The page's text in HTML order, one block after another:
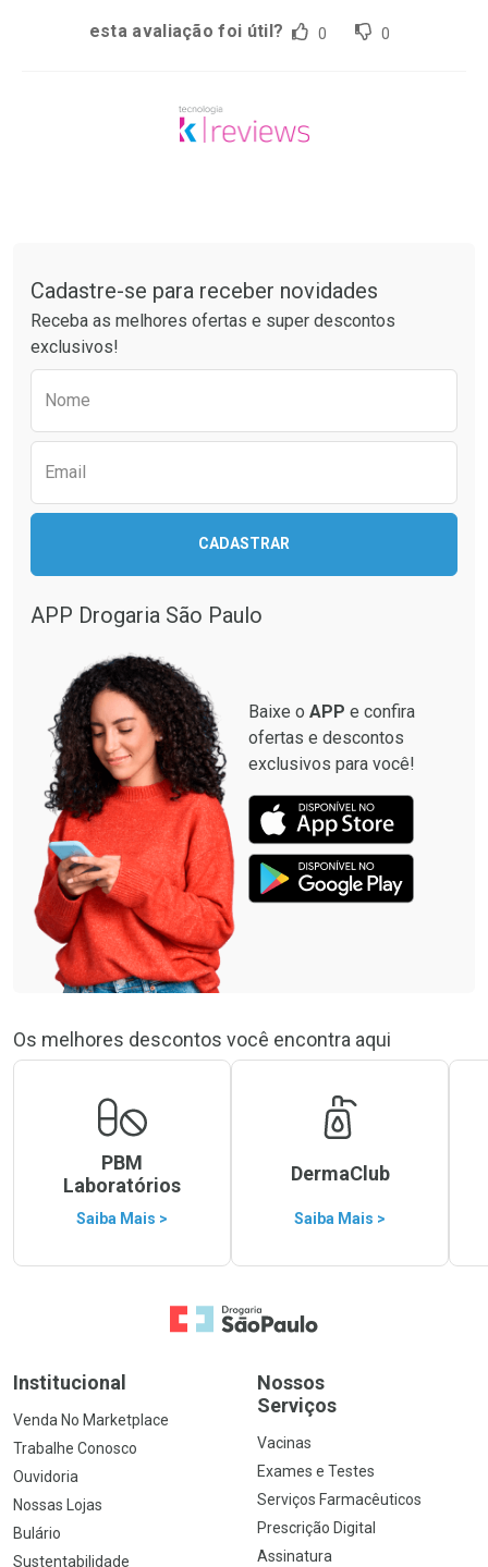
esta avaliação foi útil? 0 0
Cadastre-se para receber novidades
Receba as melhores ofertas e super descontos
exclusivos!
Nome
Email
CADASTRAR
APP Drogaria São Paulo
Baixe o APP e confira
ofertas e descontos
exclusivos para você!
Os melhores descontos você encontra aqui
PBM
Laboratórios
Saiba Mais >
DermaClub
Saiba Mais >
Ir para a Home
Institucional
Venda No Marketplace
Trabalhe Conosco
Ouvidoria
Nossas Lojas
Bulário
Sustentabilidade
Nossos
Serviços
Vacinas
Exames e Testes
Serviços Farmacêuticos
Prescrição Digital
Assinatura